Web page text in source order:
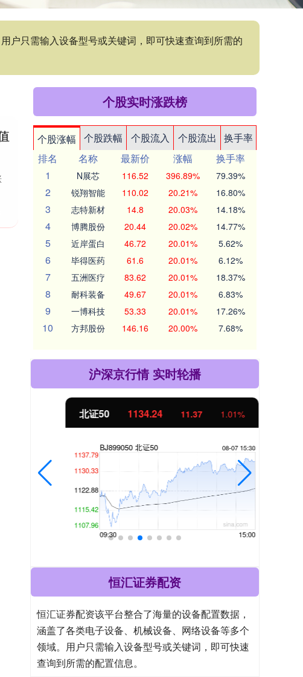
户只需输入设备型号或关键词，即可快速查询到所需的
个股实时涨跌榜
个股涨幅 个股跌幅 个股流入 个股流出
换手率
排名
名称 最新价 涨幅
换手率
1
N展芯 116.52 396.89% 79.39%
2 锐翔智能 110.02 20.21% 16.80%
3 志特新材 14.8 20.03% 14.18%
4 博腾股份 20.44 20.02% 14.77%
5 近岸蛋白 46.72 20.01% 5.62%
6 毕得医药 61.6 20.01% 6.12%
7 五洲医疗 83.62 20.01% 18.37%
8 耐科装备 49.67 20.01% 6.83%
9 一博科技 53.33 20.01% 17.26%
10 方邦股份 146.16 20.00% 7.68%
沪深京行情 实时轮播
北证50 1134.24 11.37 1.01%
恒汇证券配资
恒汇证券配资该平台整合了海量的设备配置数据，
涵盖了各类电子设备、机械设备、网络设备等多个
领域。用户只需输入设备型号或关键词，即可快速
查询到所需的配置信息。